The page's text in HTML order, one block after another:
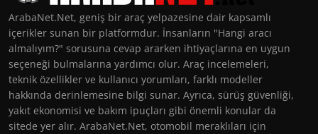
ArabaNet.Net, geniş bir araç yelpazesine dair kapsamlı
içerikler sunan bir platformdur. İnsanların "Hangi aracı
almalıyım?" sorusuna cevap ararken ihtiyaçlarına en uygun
seçeneği bulmalarına yardımcı olur. Araç incelemeleri,
teknik özellikler ve kullanıcı yorumları, farklı modeller
hakkında derinlemesine bilgi sunar. Ayrıca, sürüş güvenliği,
yakıt ekonomisi ve bakım ipuçları gibi önemli konular da
sitede yer alır. ArabaNet.Net, otomobil meraklıları için